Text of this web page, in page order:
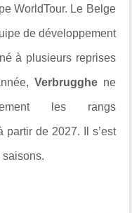
WorldTour. Le Belge
de développement
à plusieurs reprises
Verbrugghe ne
les rangs
partir de 2027. Il s’est